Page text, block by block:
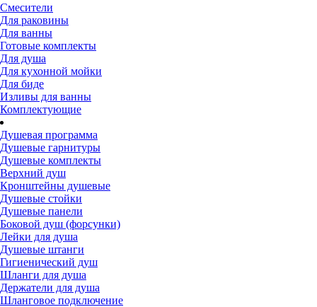
Смесители
Для раковины
Для ванны
Готовые комплекты
Для душа
Для кухонной мойки
Для биде
Изливы для ванны
Комплектующие
Душевая программа
Душевые гарнитуры
Душевые комплекты
Верхний душ
Кронштейны душевые
Душевые стойки
Душевые панели
Боковой душ (форсунки)
Лейки для душа
Душевые штанги
Гигиенический душ
Шланги для душа
Держатели для душа
Шланговое подключение